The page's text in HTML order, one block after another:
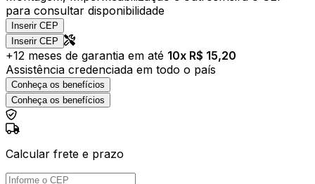
para consultar disponibilidade
Inserir CEP
Inserir CEP
+12 meses de garantia em até 10x R$ 15,20
Assistência credenciada em todo o país
Conheça os benefícios
Conheça os benefícios
Calcular frete e prazo